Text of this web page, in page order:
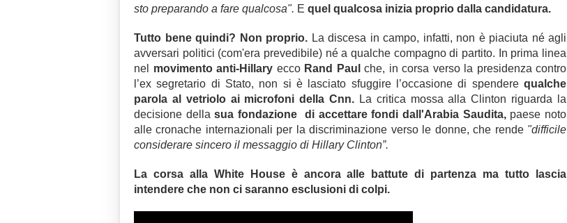
sto preparando a fare qualcosa". E quel qualcosa inizia proprio dalla candidatura.
Tutto bene quindi? Non proprio. La discesa in campo, infatti, non è piaciuta né agli
avversari politici (com'era prevedibile) né a qualche compagno di partito. In prima linea
nel movimento anti-Hillary ecco Rand Paul che, in corsa verso la presidenza contro
l’ex segretario di Stato, non si è lasciato sfuggire l’occasione di spendere qualche
parola al vetriolo ai microfoni della Cnn. La critica mossa alla Clinton riguarda la
decisione dellasua fondazione di accettare fondi dall'Arabia Saudita,paese noto
alle cronache internazionali per la discriminazione verso le donne, che rende "difficile
considerare sincero il messaggio di Hillary Clinton”.
La corsa alla White House è ancora alle battute di partenza ma tutto lascia
intendere che non ci saranno esclusioni di colpi.